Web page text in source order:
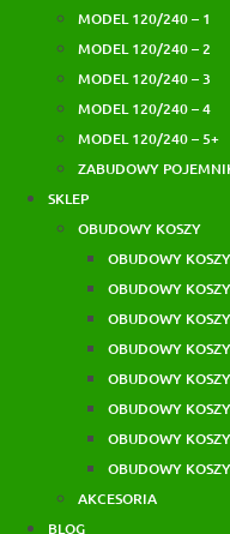
MODEL 120/240 – 1
MODEL 120/240 – 2
MODEL 120/240 – 3
MODEL 120/240 – 4
MODEL 120/240 – 5+
ZABUDOWY
SKLEP
OBUDOWY KOSZY
OBUDOWY
OBUDOWY
OBUDOWY
OBUDOWY
OBUDOWY
OBUDOWY
OBUDOWY
OBUDOWY
AKCESORIA
BLOG